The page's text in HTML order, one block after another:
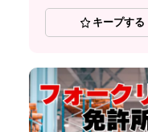
キープする